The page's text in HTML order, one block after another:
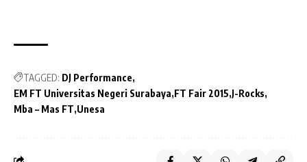
TAGGED: DJ Performance
EM FT Universitas Negeri Surabaya FT Fair 2015 J-Rocks
Mba – Mas FT Unesa